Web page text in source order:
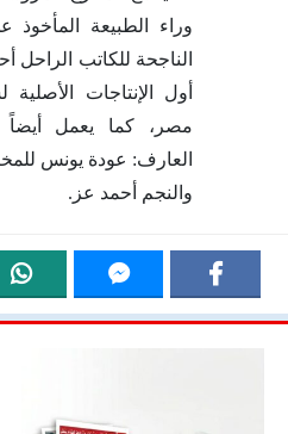
وراء الطبيعة
الناجحة للكاتب الراحل
أول الإنتاجات
مصر، كما يعمل أيضاً
العارف: عودة يونس
والنجم أحمد عز.